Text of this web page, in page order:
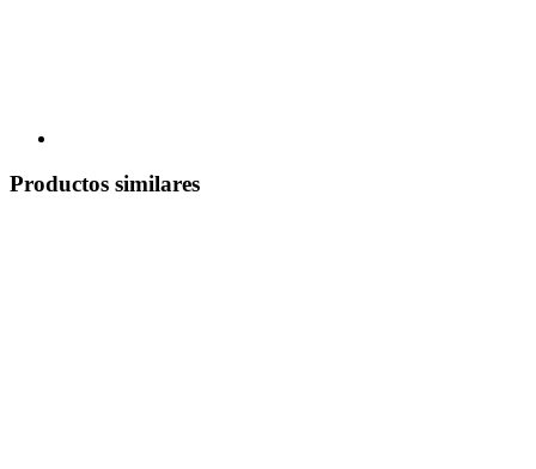
Productos similares